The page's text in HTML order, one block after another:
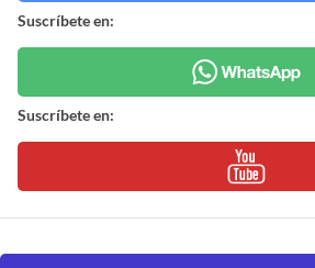
Suscríbete en:
Suscríbete en: